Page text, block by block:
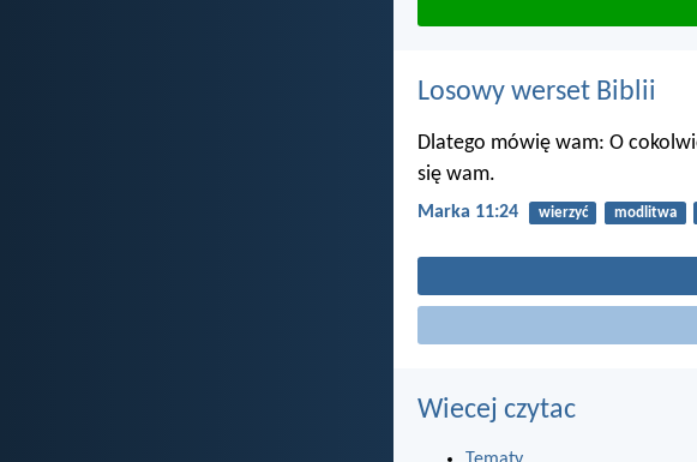
Losowy werset Biblii
Dlatego mówię wam: O
się wam.
Marka 11:24 wierzyć modlitwa
Wiecej czytac